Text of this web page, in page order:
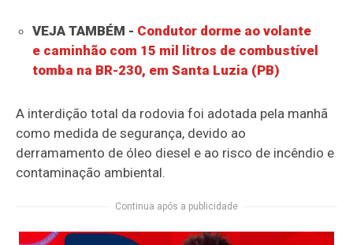
VEJA TAMBÉM - Condutor dorme ao volante
e caminhão com 15 mil litros de combustível
tomba na BR-230, em Santa Luzia (PB)
A interdição total da rodovia foi adotada pela manhã
como medida de segurança, devido ao
derramamento de óleo diesel e ao risco de incêndio e
contaminação ambiental.
Continua após a publicidade